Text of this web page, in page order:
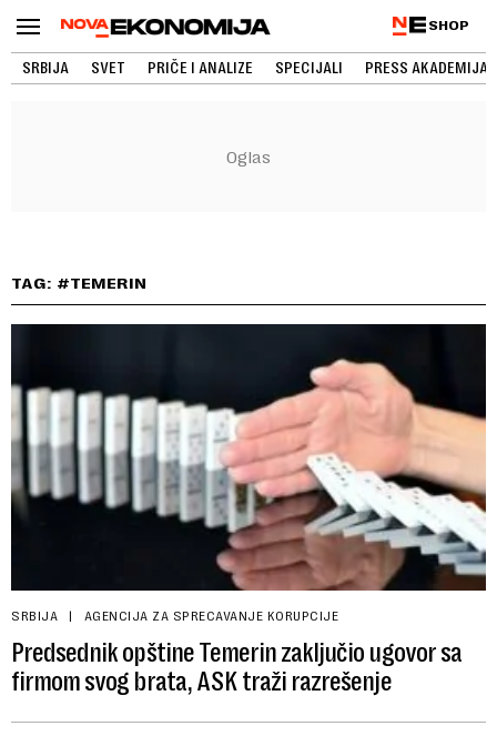
SHOP
SRBIJA SVET PRIČE I ANALIZE SPECIJALI PRESS AKADEMIJA
TAG: #TEMERIN
SRBIJA AGENCIJA ZA SPRECAVANJE KORUPCIJE
Predsednik opštine Temerin zaključio ugovor sa
firmom svog brata, ASK traži razrešenje